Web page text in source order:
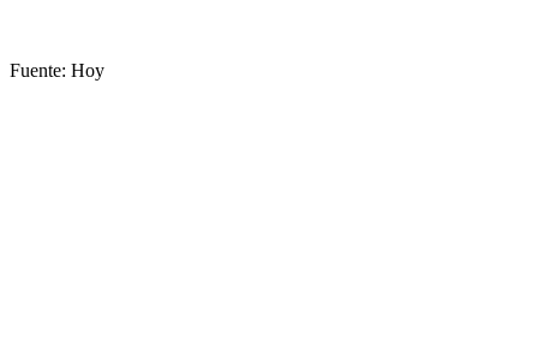
Fuente: Hoy